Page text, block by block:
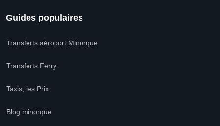
Guides populaires
Transferts aéroport Minorque
Transferts Ferry
Taxis, les Prix
Blog minorque